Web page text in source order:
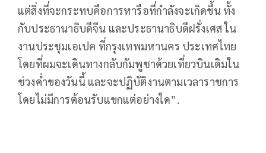
แต่สิ่งที่จะกระทบคือการหารือที่กำลังจะเกิดขึ้น ทั้ง
กับประธานาธิบดีจีน และประธานาธิบดีฝรั่งเศส ใน
งานประชุมเอเปค ที่กรุงเทพมหานคร ประเทศไทย
โดยที่ผมจะเดินทางกลับกัมพูชาด้วยเที่ยวบินเดิมใน
ช่วงค่ำของวันนี้ และจะปฏิบัติงานตามเวลาราชการ
โดยไม่มีการต้อนรับแขกแต่อย่างใด”.